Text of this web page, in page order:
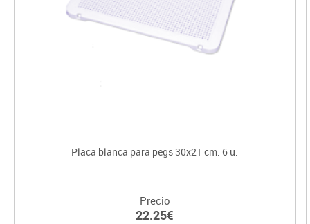
Placa blanca para pegs 30x21 cm. 6 u.
Precio
22.25€